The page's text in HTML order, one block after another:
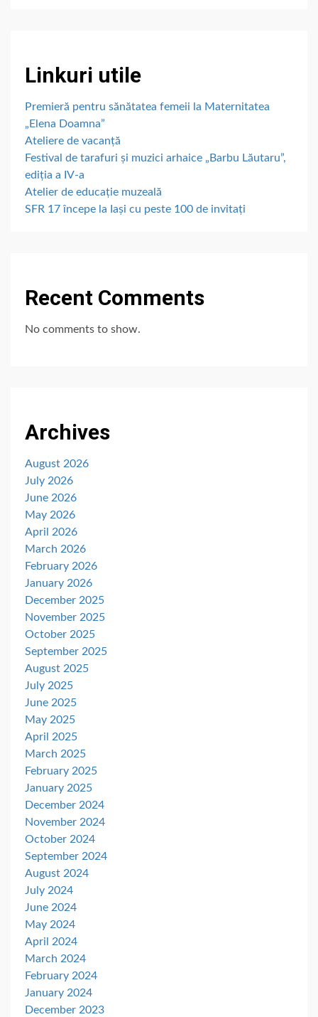
Linkuri utile
Premieră pentru sănătatea femeii la Maternitatea
„Elena Doamna”
Ateliere de vacanță
Festival de tarafuri și muzici arhaice „Barbu Lăutaru”,
ediția a IV-a
Atelier de educație muzeală
SFR 17 începe la Iași cu peste 100 de invitați
Recent Comments
No comments to show.
Archives
August 2026
July 2026
June 2026
May 2026
April 2026
March 2026
February 2026
January 2026
December 2025
November 2025
October 2025
September 2025
August 2025
July 2025
June 2025
May 2025
April 2025
March 2025
February 2025
January 2025
December 2024
November 2024
October 2024
September 2024
August 2024
July 2024
June 2024
May 2024
April 2024
March 2024
February 2024
January 2024
December 2023